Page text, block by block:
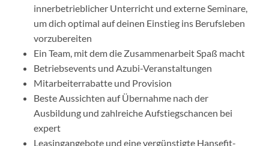
innerbetrieblicher Unterricht und externe Seminare,
um dich optimal auf deinen Einstieg ins Berufsleben
vorzubereiten
Ein Team, mit dem die Zusammenarbeit Spaß macht
Betriebsevents und Azubi-Veranstaltungen
Mitarbeiterrabatte und Provision
Beste Aussichten auf Übernahme nach der
Ausbildung und zahlreiche Aufstiegschancen bei
expert
Leasingangebote und eine vergünstigte Hansefit-